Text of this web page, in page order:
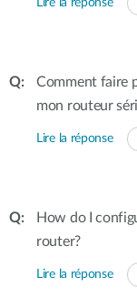
Lire la réponse
Comment faire
mon routeur
Lire la réponse
How do I
router?
Lire la réponse